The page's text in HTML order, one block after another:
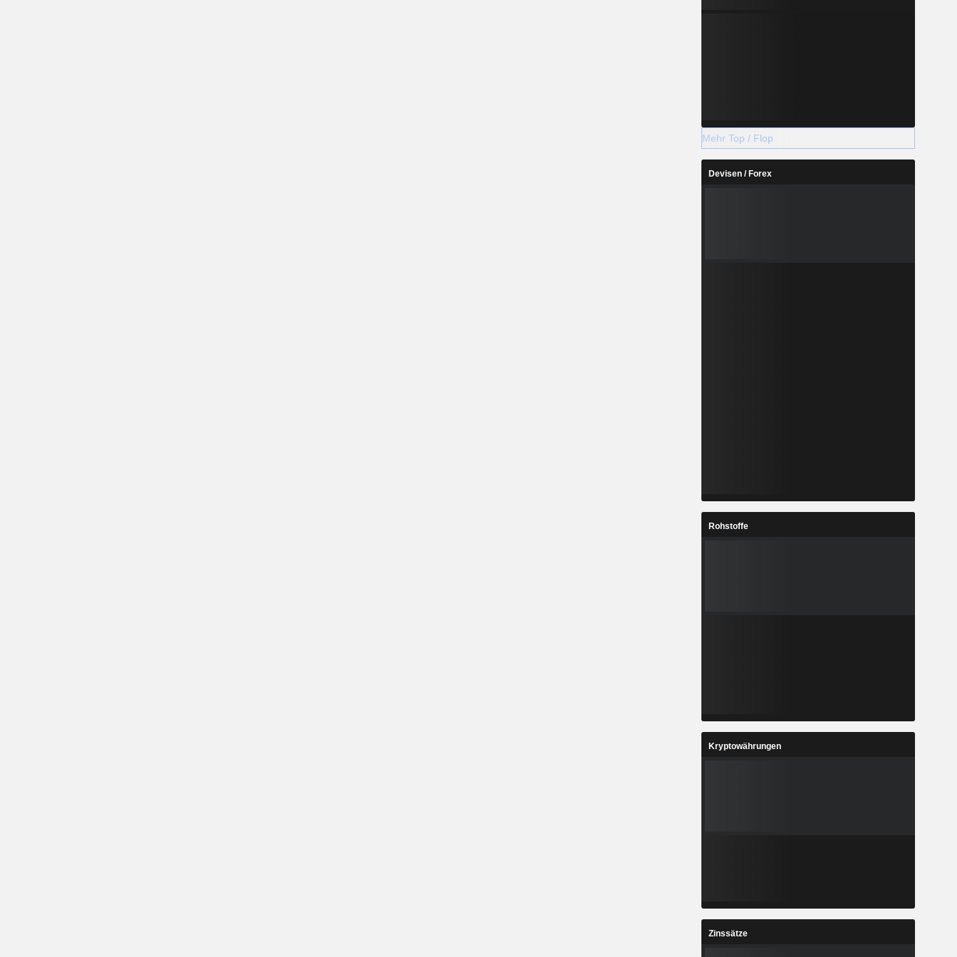
Mehr Top / Flop
Devisen / Forex
Rohstoffe
Kryptowährungen
Zinssätze